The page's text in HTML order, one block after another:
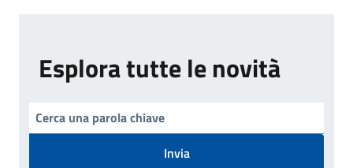
Esplora tutte le novità
Invia